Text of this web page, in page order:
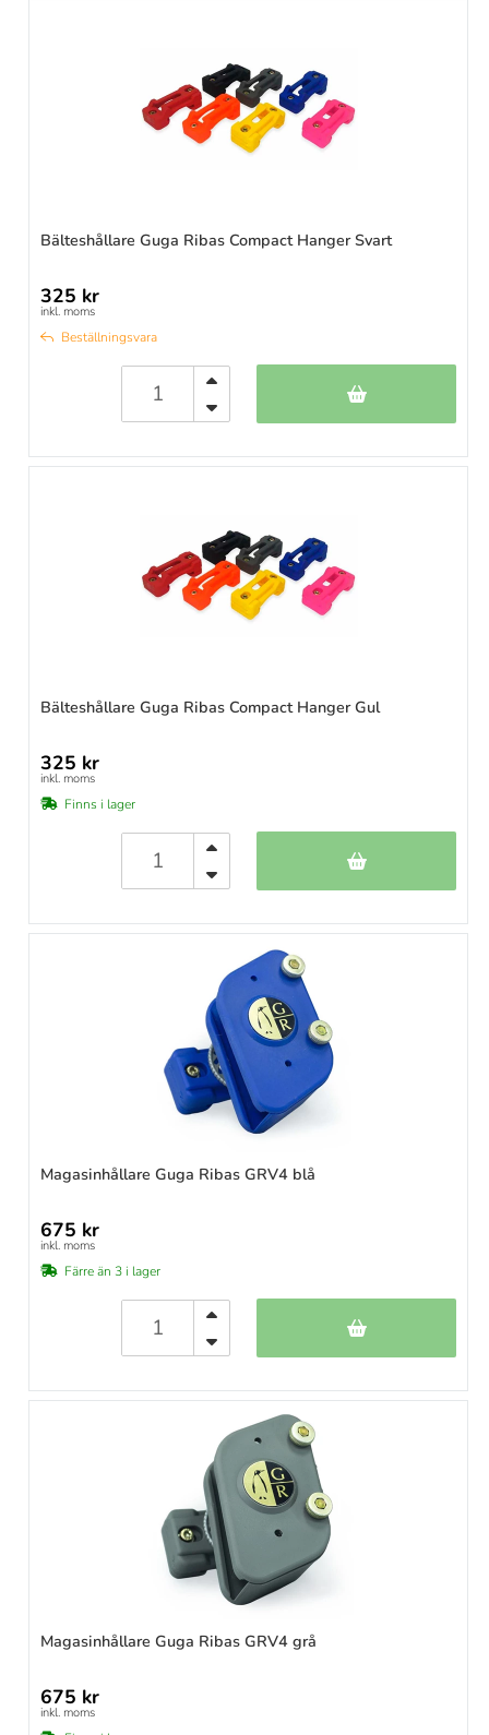
Bälteshållare Guga Ribas Compact Hanger Svart
325 kr
inkl. moms
Beställningsvara
Bälteshållare Guga Ribas Compact Hanger Gul
325 kr
inkl. moms
Finns i lager
Magasinhållare Guga Ribas GRV4 blå
675 kr
inkl. moms
Färre än 3 i lager
Magasinhållare Guga Ribas GRV4 grå
675 kr
inkl. moms